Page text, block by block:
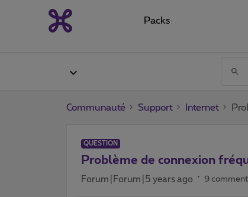
Packs
Communauté Support Internet
QUESTION
Problème de connexion
Forum|Forum|5 years ago 9